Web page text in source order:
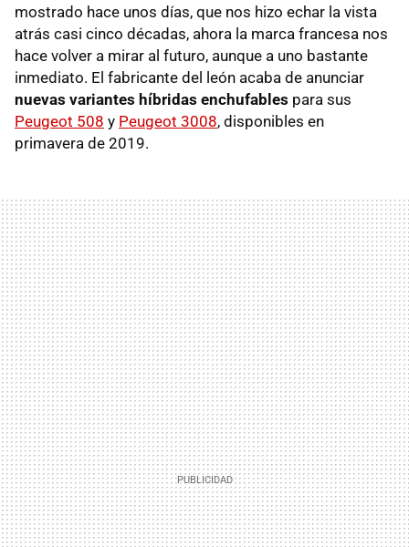
mostrado hace unos días, que nos hizo echar la vista
atrás casi cinco décadas, ahora la marca francesa nos
hace volver a mirar al futuro, aunque a uno bastante
inmediato. El fabricante del león acaba de anunciar
nuevas variantes híbridas enchufables para sus
Peugeot 508 y Peugeot 3008, disponibles en
primavera de 2019.